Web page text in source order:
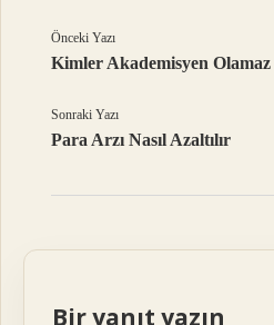
Önceki Yazı
Kimler Akademisyen Olamaz
Sonraki Yazı
Para Arzı Nasıl Azaltılır
Bir yanıt yazın